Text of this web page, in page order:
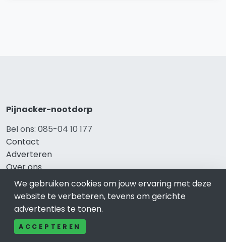
Pijnacker-nootdorp
Bel ons: 085-04 10 177
Contact
Adverteren
Over ons
Cookieverklaring
Avg
Privacy
We gebruiken cookies om jouw ervaring met deze
website te verbeteren, tevens om gerichte
advertenties te tonen.
ACCEPTEREN